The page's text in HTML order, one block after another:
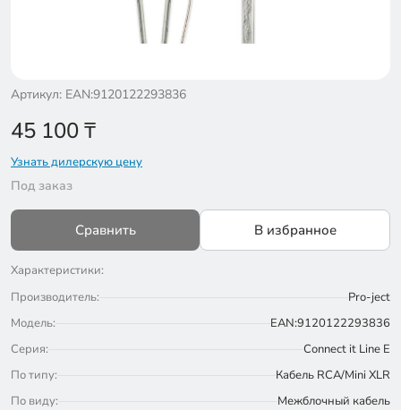
Артикул: EAN:9120122293836
45 100₸
Узнать дилерскую цену
Под заказ
Сравнить В избранное
Характеристики:
Производитель:
Pro-ject
Модель:
EAN:9120122293836
Серия:
Connect it Line E
По типу:
Кабель RCA/Mini XLR
По виду:
Межблочный кабель